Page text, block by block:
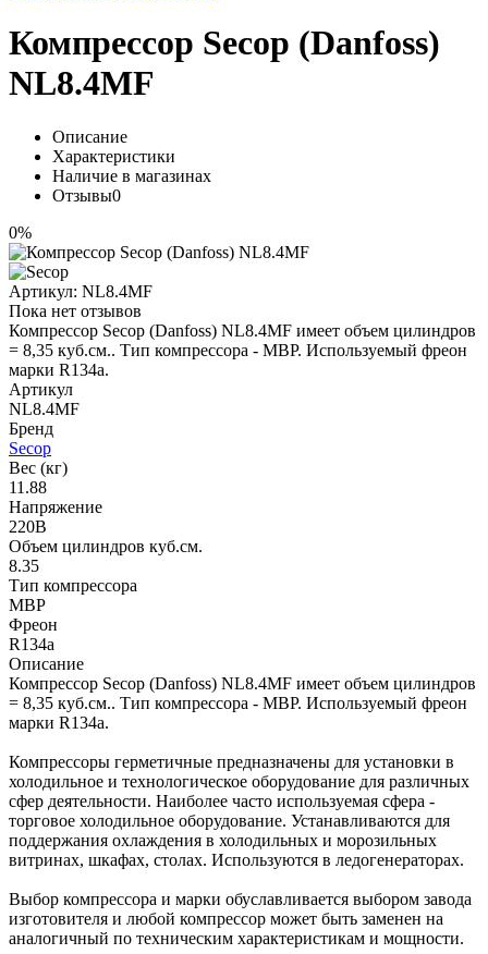
Компрессор Secop (Danfoss)
NL8.4MF
Описание
Характеристики
Наличие в магазинах
Отзывы0
0%
Артикул: NL8.4MF
Пока нет отзывов
Компрессор Secop (Danfoss) NL8.4MF имеет объем цилиндров
= 8,35 куб.см.. Тип компрессора - MBP. Используемый фреон
марки R134a.
Артикул
NL8.4MF
Бренд
Secop
Вес (кг)
11.88
Напряжение
220В
Объем цилиндров куб.см.
8.35
Тип компрессора
MBP
Фреон
R134a
Описание
Компрессор Secop (Danfoss) NL8.4MF имеет объем цилиндров
= 8,35 куб.см.. Тип компрессора - MBP. Используемый фреон
марки R134a.
Компрессоры герметичные предназначены для установки в
холодильное и технологическое оборудование для различных
сфер деятельности. Наиболее часто используемая сфера -
торговое холодильное оборудование. Устанавливаются для
поддержания охлаждения в холодильных и морозильных
витринах, шкафах, столах. Используются в ледогенераторах.
Выбор компрессора и марки обуславливается выбором завода
изготовителя и любой компрессор может быть заменен на
аналогичный по техническим характеристикам и мощности.